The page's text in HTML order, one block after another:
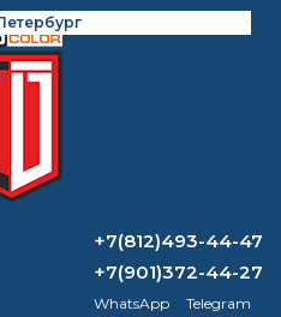
44-47
только для ИП и
+7(812)493-44-47
+7(901)372-44-27
WhatsApp Telegram